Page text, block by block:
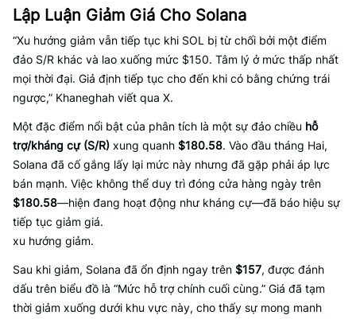
Lập Luận Giảm Giá Cho Solana
“Xu hướng giảm vẫn tiếp tục khi SOL bị từ chối bởi một điểm
đảo S/R khác và lao xuống mức $150. Tâm lý ở mức thấp nhất
mọi thời đại. Giả định tiếp tục cho đến khi có bằng chứng trái
ngược,” Khaneghah viết qua X.
Một đặc điểm nổi bật của phân tích là một sự đảo chiều hỗ
trợ/kháng cự (S/R) xung quanh $180.58. Vào đầu tháng Hai,
Solana đã cố gắng lấy lại mức này nhưng đã gặp phải áp lực
bán mạnh. Việc không thể duy trì đóng cửa hàng ngày trên
$180.58—hiện đang hoạt động như kháng cự—đã báo hiệu sự
tiếp tục giảm giá.
xu hướng giảm.
Sau khi giảm, Solana đã ổn định ngay trên $157, được đánh
dấu trên biểu đồ là “Mức hỗ trợ chính cuối cùng.” Giá đã tạm
thời giảm xuống dưới khu vực này, cho thấy sự mong manh